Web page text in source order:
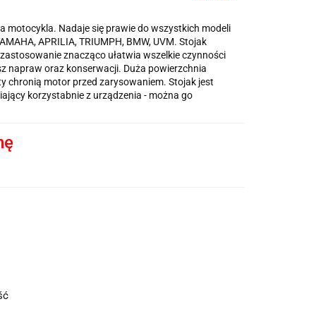
motocykla. Nadaje się prawie do wszystkich modeli
APRILIA, TRIUMPH, BMW, UVM. Stojak
znacząco ułatwia wszelkie czynności
napraw oraz konserwacji. Duża powierzchnia
chronią motor przed zarysowaniem. Stojak jest
korzystabnie z urządzenia - można go